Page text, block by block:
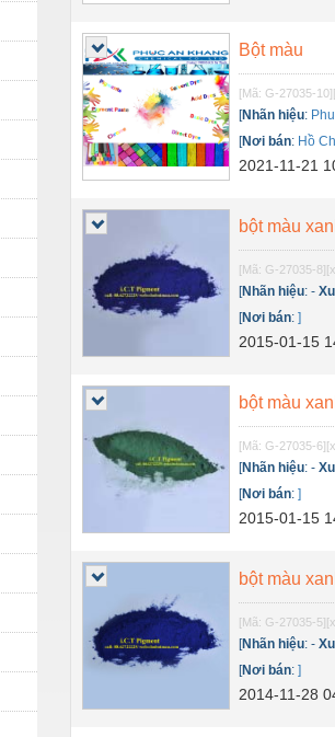
Bột màu
[Mã: G-27035-10]
[Nhãn hiệu:
[Nơi bán: Hồ
2021-11-21
bột màu
[Mã: G-27035-8]
[Nhãn hiệu:-
[Nơi bán:]
2015-01-15
bột màu
[Mã: G-27035-6]
[Nhãn hiệu:-
[Nơi bán:]
2015-01-15
bột màu
[Mã: G-27035-5]
[Nhãn hiệu:-
[Nơi bán:]
2014-11-28